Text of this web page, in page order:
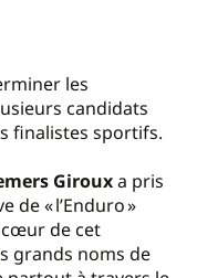
les
candidats
finalistes sportifs.
Girouxa pris
de « l’Enduro »
cœur de cet
grands noms de